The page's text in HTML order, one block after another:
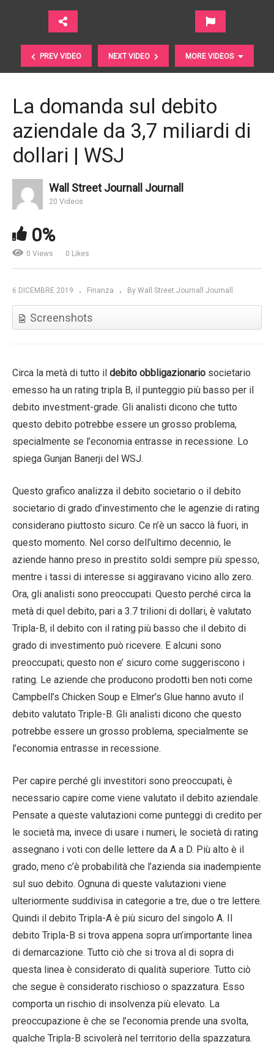
PREV VIDEO NEXT VIDEO MORE VIDEOS
La domanda sul debito
aziendale da 3,7 miliardi di
dollari | WSJ
Wall Street Journall Journall
20 Videos
0%
0 Views 0 Likes
6 DICEMBRE 2019 Finanza By Wall Street Journall Journall
Screenshots
Circa la metà di tutto il debito obbligazionario societario
emesso ha un rating tripla B, il punteggio più basso per il
debito investment-grade. Gli analisti dicono che tutto
questo debito potrebbe essere un grosso problema,
specialmente se l’economia entrasse in recessione. Lo
spiega Gunjan Banerji del WSJ.
Questo grafico analizza il debito societario o il debito
societario di grado d’investimento che le agenzie di rating
considerano piuttosto sicuro. Ce n’è un sacco là fuori, in
questo momento. Nel corso dell’ultimo decennio, le
aziende hanno preso in prestito soldi sempre più spesso,
mentre i tassi di interesse si aggiravano vicino allo zero.
Ora, gli analisti sono preoccupati. Questo perché circa la
metà di quel debito, pari a 3.7 trilioni di dollari, è valutato
Tripla-B, il debito con il rating più basso che il debito di
grado di investimento può ricevere. E alcuni sono
preoccupati; questo non e’ sicuro come suggeriscono i
rating. Le aziende che producono prodotti ben noti come
Campbell’s Chicken Soup e Elmer’s Glue hanno avuto il
debito valutato Triple-B. Gli analisti dicono che questo
potrebbe essere un grosso problema, specialmente se
l’economia entrasse in recessione.
Per capire perché gli investitori sono preoccupati, è
necessario capire come viene valutato il debito aziendale.
Pensate a queste valutazioni come punteggi di credito per
le società ma, invece di usare i numeri, le società di rating
assegnano i voti con delle lettere da A a D. Più alto è il
grado, meno c’è probabilità che l’azienda sia inadempiente
sul suo debito. Ognuna di queste valutazioni viene
ulteriormente suddivisa in categorie a tre, due o tre lettere.
Quindi il debito Tripla-A è più sicuro del singolo A. Il
debito Tripla-B si trova appena sopra un’importante linea
di demarcazione. Tutto ciò che si trova al di sopra di
questa linea è considerato di qualità superiore. Tutto ciò
che segue è considerato rischioso o spazzatura. Esso
comporta un rischio di insolvenza più elevato. La
preoccupazione è che se l’economia prende una svolta,
qualche Tripla-B scivolerà nel territorio della spazzatura.